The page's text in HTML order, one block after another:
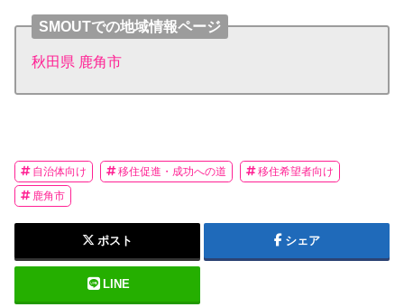
SMOUTでの地域情報ページ
秋田県 鹿角市
自治体向け 移住促進・成功への道
移住希望者向け
鹿角市
ポスト シェア
LINE